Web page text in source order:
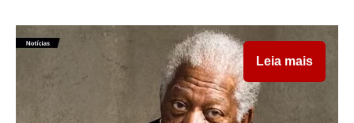
Leia mais